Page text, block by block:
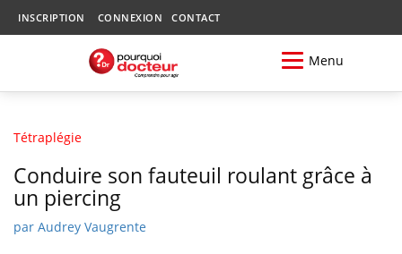
INSCRIPTION CONNEXION CONTACT
Menu
Tétraplégie
Conduire son fauteuil roulant grâce à
un piercing
par Audrey Vaugrente